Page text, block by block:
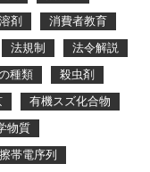
溶剤
消費者教育
法規制
法令解説
種類
殺虫剤
有機スズ化合物
物質
帯電序列